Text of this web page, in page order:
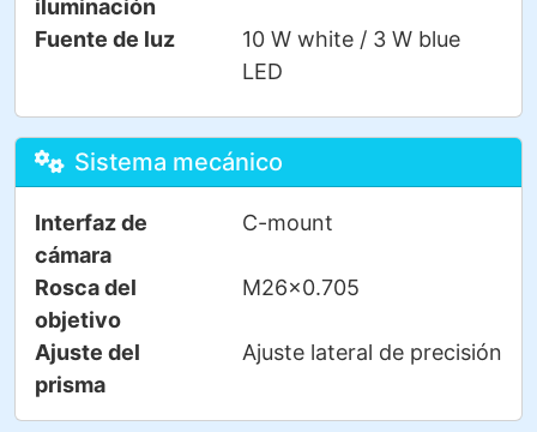
iluminación
Fuente de luz
10 W white / 3 W blue
LED
Sistema mecánico
Interfaz de
cámara
C-mount
Rosca del
objetivo
M26×0.705
Ajuste del
prisma
Ajuste lateral de precisión